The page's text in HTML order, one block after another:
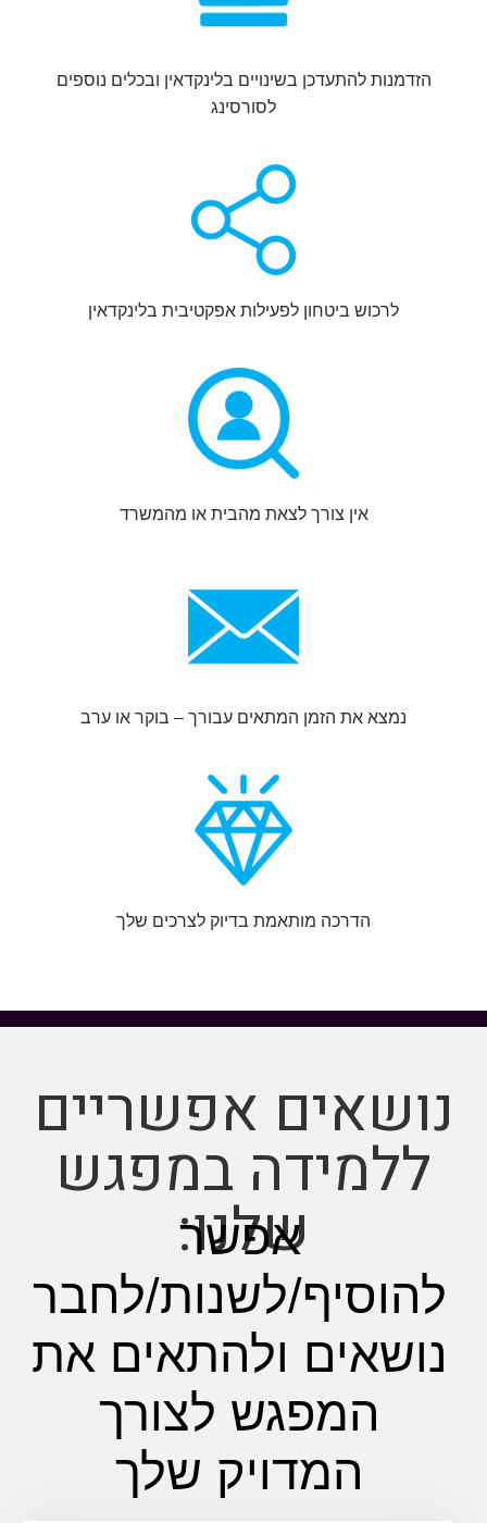
הזדמנות להתעדכן בשינויים בלינקדאין ובכלים נוספים
לסורסינג
לרכוש ביטחון לפעילות אפקטיבית בלינקדאין
אין צורך לצאת מהבית או מהמשרד
נמצא את הזמן המתאים עבורך – בוקר או ערב
הדרכה מותאמת בדיוק לצרכים שלך
נושאים אפשריים
ללמידה במפגש
שלנו:
אפשר
להוסיף/לשנות/לחבר
נושאים ולהתאים את
המפגש לצורך
המדויק שלך